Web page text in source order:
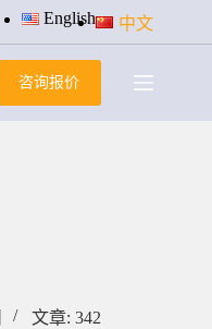
English 中文
咨询报价
文章: 342